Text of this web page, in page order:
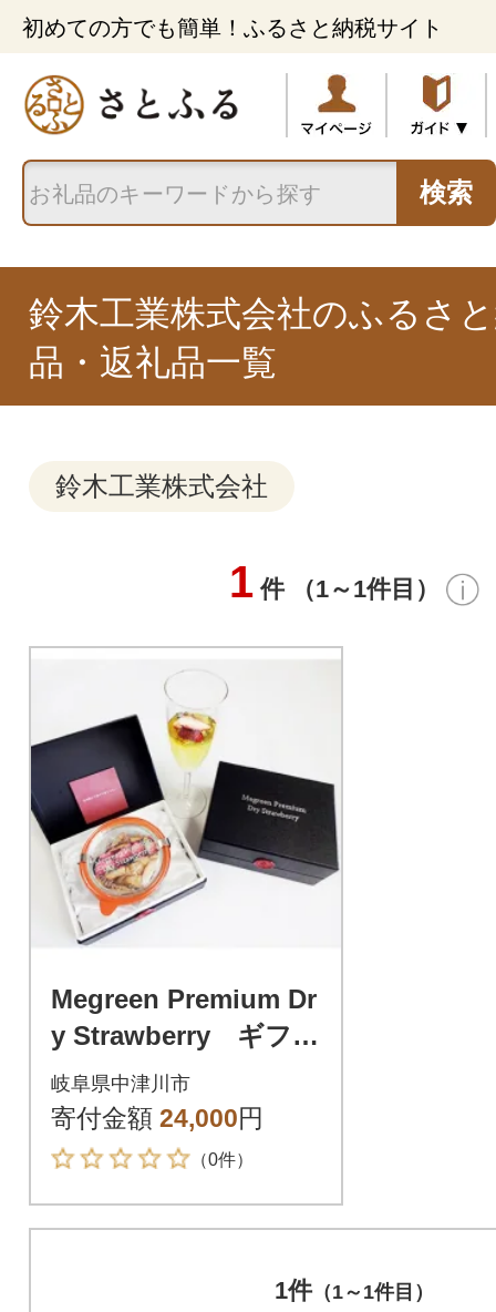
初めての方でも簡単！ふるさと納税サイト
検索
鈴木工業株式会社のふるさ
品・返礼品一覧
鈴木工業株式会社
1 件 （1～1件目）
Megreen Premium Dr
y Strawberry ギフト
向け50g
岐阜県中津川市
寄付金額 24,000円
（0件）
1件（1～1件目）